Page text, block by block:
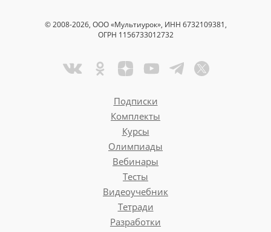
© 2008-2026, ООО «Мультиурок», ИНН 6732109381,
ОГРН 1156733012732
Подписки
Комплекты
Курсы
Олимпиады
Вебинары
Тесты
Видеоучебник
Тетради
Разработки